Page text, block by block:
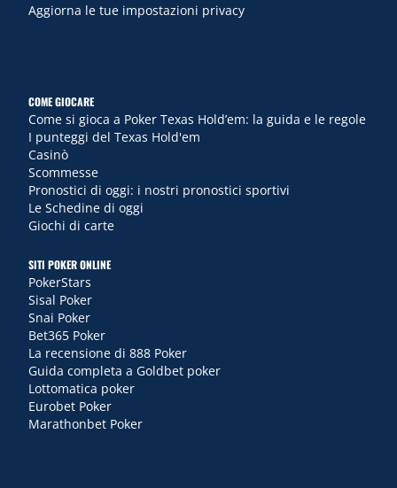
Aggiorna le tue impostazioni privacy
COME GIOCARE
Come si gioca a Poker Texas Hold’em: la guida e le regole
I punteggi del Texas Hold'em
Casinò
Scommesse
Pronostici di oggi: i nostri pronostici sportivi
Le Schedine di oggi
Giochi di carte
SITI POKER ONLINE
PokerStars
Sisal Poker
Snai Poker
Bet365 Poker
La recensione di 888 Poker
Guida completa a Goldbet poker
Lottomatica poker
Eurobet Poker
Marathonbet Poker